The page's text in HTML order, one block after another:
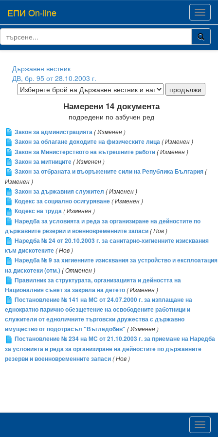
ЕПИ On-line
Държавен вестник
ДВ, бр. 95 от 28.10.2003 г.
Намерени 14 документа
подредени по азбучен ред
Закон за администрацията( Изменен )
Закон за облагане доходите на физическите лица( Изменен )
Закон за Министерството на вътрешните работи( Изменен )
Закон за митниците( Изменен )
Закон за отбраната и въоръжените сили на Република България(
Изменен )
Закон за държавния служител ( Изменен )
Кодекс за социално осигуряване( Изменен )
Кодекс на труда( Изменен )
Наредба за условията и реда за организиране на дейностите по
държавните резерви и военновременните запаси( Нов )
Наредба № 24 от 20.10.2003 г. за санитарно-хигиенните изисквания
към дискотеките( Нов )
Наредба № 9 за хигиенните изисквания за устройство и експлоатация
на дискотеки (отм.)( Отменен )
Правилник за структурата, организацията и дейността на
Националния съвет за закрила на детето( Изменен )
Постановление № 141 на МС от 24.07.2000 г. за изплащане на
еднократно парично обезщетение на освободените работници и
служители от едноличните търговски дружества с държавно
имущество от подотрасъл "Въгледобив" ( Изменен )
Постановление № 234 на МС от 21.10.2003 г. за приемане на Наредба
за условията и реда за организиране на дейностите по държавните
резерви и военновременните запаси( Нов )